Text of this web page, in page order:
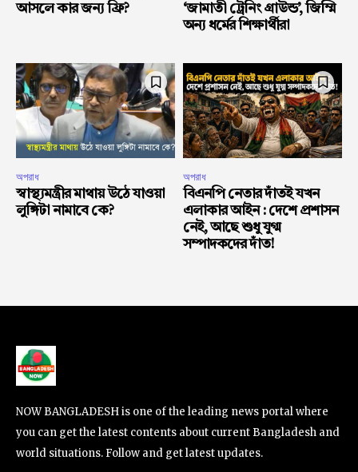
আসলে কার জন্য ফ্রি?
‘জামাতী ট্রেনিং গ্রাউন্ড’, জিম্মি
অন্য ধর্মের শিক্ষার্থীরা
অপরাধ
স্বাস্থ্যমন্ত্রীর মাথায় উঠে যাওয়া
লুঙ্গিটা নামাবে কে?
অপরাধ
বিএনপি নেতার দাঁতই যখন
এলাকার আইন : দেশে প্রশাসন
নেই, আছে শুধু যুগ্ম
সম্পাদকদের দাঁত!
NOW BANGLADESH is one of the leading news portal where
you can get the latest contents about current Bangladesh and
world situations. Follow and get latest updates.